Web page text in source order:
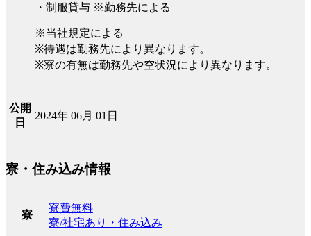
・制服貸与 ※勤務先による
※当社規定による
※待遇は勤務先により異なります。
※寮の有無は勤務先や空状況により異なります。
公開
日
2024年 06月 01日
寮・住み込み情報
寮
寮費無料
寮/社宅あり・住み込み